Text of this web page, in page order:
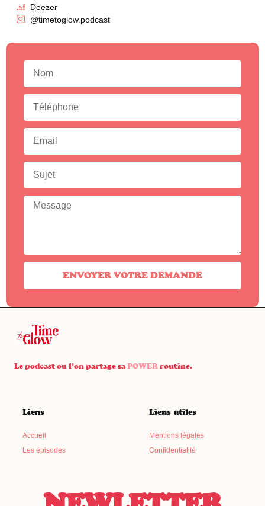
Deezer
@timetoglow.podcast
ENVOYER VOTRE DEMANDE
Le podcast ou l’on partage sa POWER routine.
Liens
Accueil
Les épisodes
Liens utiles
Mentions légales
Confidentialité